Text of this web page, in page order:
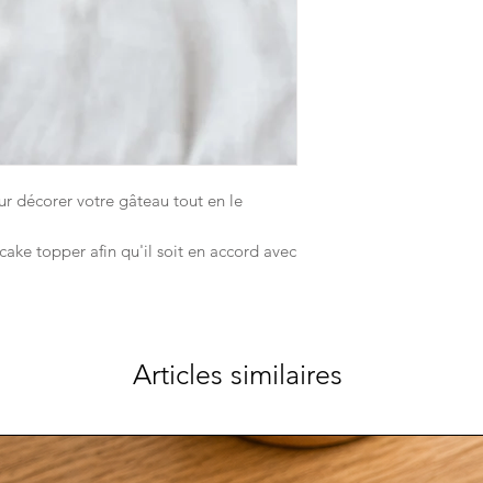
décorer votre gâteau tout en le
topper afin qu'il soit en accord avec
Articles similaires